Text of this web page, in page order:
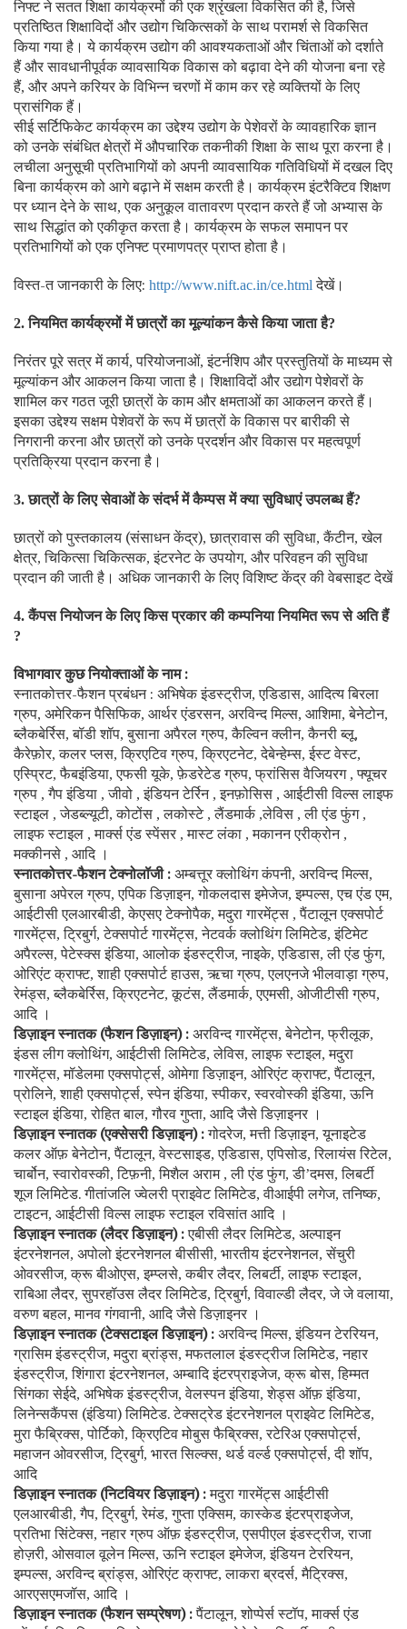
निफ्ट ने सतत शिक्षा कार्यक्रमों की एक श्रृंखला विकसित की है,जिसे
प्रतिष्ठित शिक्षाविदों और उद्योग चिकित्सकों के साथ परामर्श से विकसित
किया गया है। ये कार्यक्रम उद्योग की आवश्यकताओं और चिंताओं को दर्शाते
हैं और सावधानीपूर्वक व्यावसायिक विकास को बढ़ावा देने की योजना बना रहे
हैं, और अपने करियर के विभिन्न चरणों में काम कर रहे व्यक्तियों के लिए
प्रासंगिक हैं।
सीई सर्टिफिकेट कार्यक्रम का उद्देश्य उद्योग के पेशेवरों के व्यावहारिक ज्ञान
को उनके संबंधित क्षेत्रों में औपचारिक तकनीकी शिक्षा के साथ पूरा करना है।
लचीला अनुसूची प्रतिभागियों को अपनी व्यावसायिक गतिविधियों में दखल दिए
बिना कार्यक्रम को आगे बढ़ाने में सक्षम करती है। कार्यक्रम इंटरैक्टिव शिक्षण
पर ध्यान देने के साथ,एक अनुकूल वातावरण प्रदान करते हैं जो अभ्यास के
साथ सिद्धांत को एकीकृत करता है। कार्यक्रम के सफल समापन पर
प्रतिभागियों को एक एनिफ्ट प्रमाणपत्र प्राप्त होता है।
विस्त-त जानकारी के लिए: http://www.nift.ac.in/ce.html देखें।
2.नियमित कार्यक्रमों में छात्रों का मूल्यांकन कैसे किया जाता है?
निरंतर पूरे सत्र में कार्य,परियोजनाओं,इंटर्नशिप और प्रस्तुतियों के माध्यम से
मूल्यांकन और आकलन किया जाता है। शिक्षाविदों और उद्योग पेशेवरों के
शामिल कर गठत जूरी छात्रों के काम और क्षमताओं का आकलन करते हैं।
इसका उद्देश्य सक्षम पेशेवरों के रूप में छात्रों के विकास पर बारीकी से
निगरानी करना और छात्रों को उनके प्रदर्शन और विकास पर महत्वपूर्ण
प्रतिक्रिया प्रदान करना है।
3.छात्रों के लिए सेवाओं के संदर्भ में कैम्पस में क्या सुविधाएं उपलब्ध हैं?
छात्रों को पुस्तकालय (संसाधन केंद्र),छात्रावास की सुविधा,कैंटीन,खेल
क्षेत्र,चिकित्सा चिकित्सक,इंटरनेट के उपयोग, और परिवहन की सुविधा
प्रदान की जाती है। अधिक जानकारी के लिए विशिष्ट केंद्र की वेबसाइट देखें
4.कैंपस नियोजन के लिए किस प्रकार की कम्पनिया नियमित रूप से अति हैं
?
विभागवार कुछ नियोक्ताओं के नाम :
स्नातकोत्तर-फैशन प्रबंधन : अभिषेक इंडस्ट्रीज,एडिडास, आदित्य बिरला
ग्रुप, अमेरिकन पैसिफिक, आर्थर एंडरसन, अरविन्द मिल्स, आशिमा,बेनेटोन,
ब्लैकबेर्रिस,बॉडी शॉप,बुसाना अपैरल ग्रुप,कैल्विन क्लीन,कैनरी ब्लू,
कैरेफ़ोर,कलर प्लस,क्रिएटिव ग्रुप,क्रिएटनेट,देबेन्हेम्स,ईस्ट वेस्ट,
एस्प्रिट,फैबइंडिया,एफसी यूके,फ़ेडरेटेड ग्रुप,फ्रांसिस वैजियरग ,फ्यूचर
ग्रुप ,गैप इंडिया ,जीवो ,इंडियन टेर्रिन ,इनफ़ोसिस , आईटीसी विल्स लाइफ
स्टाइल ,जेडब्ल्यूटी,कोटोंस ,लकोस्टे ,लैंडमार्क ,लेविस ,ली एंड फुंग ,
लाइफ स्टाइल ,मार्क्स एंड स्पेंसर ,मास्ट लंका ,मकानन एरीक्रोन ,
मक्कीनसे , आदि ।
स्नातकोत्तर-फैशन टेक्नोलॉजी : अम्बत्तूर क्लोथिंग कंपनी, अरविन्द मिल्स,
बुसाना अपेरल ग्रुप,एपिक डिज़ाइन,गोकलदास इमेजेज,इम्पल्स,एच एंड एम,
आईटीसी एलआरबीडी,केएसए टेक्नोपैक,मदुरा गारमेंट्स ,पैंटालून एक्सपोर्ट
गारमेंट्स,ट्रिबुर्ग,टेक्सपोर्ट गारमेंट्स,नेटवर्क क्लोथिंग लिमिटेड,इंटिमेट
अपैरल्स,पेटेस्क्स इंडिया, आलोक इंडस्ट्रीज,नाइके,एडिडास,ली एंड फुंग,
ओरिएंट क्राफ्ट,शाही एक्सपोर्ट हाउस,ऋचा ग्रुप,एलएनजे भीलवाड़ा ग्रुप,
रेमंड्स,ब्लैकबेर्रिस,क्रिएटनेट,कूटंस,लैंडमार्क,एएमसी, ओजीटीसी ग्रुप,
आदि ।
डिज़ाइन स्नातक (फैशन डिज़ाइन) : अरविन्द गारमेंट्स,बेनेटोन,फ्रीलूक,
इंडस लीग क्लोथिंग, आईटीसी लिमिटेड,लेविस,लाइफ स्टाइल,मदुरा
गारमेंट्स,मॉडेलमा एक्सपोर्ट्स, ओमेगा डिज़ाइन, ओरिएंट क्राफ्ट,पैंटालून,
प्रोलिने,शाही एक्सपोर्ट्स,स्पेन इंडिया,स्पीकर,स्वरवोस्की इंडिया,ऊनि
स्टाइल इंडिया,रोहित बाल,गौरव गुप्ता, आदि जैसे डिज़ाइनर ।
डिज़ाइन स्नातक (एक्सेसरी डिज़ाइन) : गोदरेज,मत्ती डिज़ाइन,यूनाइटेड
कलर ऑफ़ बेनेटोन,पैंटालून,वेस्टसाइड,एडिडास,एपिसोड,रिलायंस रिटेल,
चार्बोन,स्वारोवस्की,टिफ़नी,मिशैल अराम ,ली एंड फुंग,डी’दमस,लिबर्टी
शूज लिमिटेड. गीतांजलि ज्वेलरी प्राइवेट लिमिटेड,वीआईपी लगेज,तनिष्क,
टाइटन, आईटीसी विल्स लाइफ स्टाइल रविसांत आदि ।
डिज़ाइन स्नातक (लैदर डिज़ाइन) : एबीसी लैदर लिमिटेड, अल्पाइन
इंटरनेशनल, अपोलो इंटरनेशनल बीसीसी, भारतीय इंटरनेशनल,सेंचुरी
ओवरसीज,क्रू बीओएस,इम्प्लसे,कबीर लैदर,लिबर्टी,लाइफ स्टाइल,
राबिआ लैदर,सुपरहॉउस लैदर लिमिटेड,ट्रिबुर्ग,विवाल्डी लैदर,जे जे वलाया,
वरुण बहल,मानव गंगवानी, आदि जैसे डिज़ाइनर ।
डिज़ाइन स्नातक (टेक्सटाइल डिज़ाइन) : अरविन्द मिल्स,इंडियन टेररियन,
ग्रासिम इंडस्ट्रीज,मदुरा ब्रांड्स,मफतलाल इंडस्ट्रीज लिमिटेड,नहार
इंडस्ट्रीज,शिंगारा इंटरनेशनल, अम्बादि इंटरप्राइजेज,क्रू बोस,हिम्मत
सिंगका सेईदे, अभिषेक इंडस्ट्रीज,वेलस्पन इंडिया,शेड्स ऑफ़ इंडिया,
लिनेन्सकैंपस (इंडिया) लिमिटेड. टेक्सट्रेड इंटरनेशनल प्राइवेट लिमिटेड,
मुरा फैब्रिक्स,पोर्टिको,क्रिएटिव मोबुस फैब्रिक्स,रटेरिअ एक्सपोर्ट्स,
महाजन ओवरसीज,ट्रिबुर्ग, भारत सिल्क्स, थर्ड वर्ल्ड एक्सपोर्ट्स,दी शॉप,
आदि
डिज़ाइन स्नातक (निटवियर डिज़ाइन) : मदुरा गारमेंट्स आईटीसी
एलआरबीडी,गैप,ट्रिबुर्ग,रेमंड,गुप्ता एक्सिम,कास्केड इंटरप्राइजेज,
प्रतिभा सिंटेक्स,नहार ग्रुप ऑफ़ इंडस्ट्रीज,एसपीएल इंडस्ट्रीज,राजा
होज़री, ओसवाल वूलेन मिल्स,ऊनि स्टाइल इमेजेज,इंडियन टेररियन,
इम्पल्स, अरविन्द ब्रांड्स, ओरिएंट क्राफ्ट,लाकरा ब्रदर्स,मैट्रिक्स,
आरएसएमजॉस, आदि ।
डिज़ाइन स्नातक (फैशन सम्प्रेषण) : पैंटालून,शोप्पेर्स स्टॉप,मार्क्स एंड